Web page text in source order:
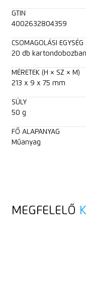
GTIN
4002632804359
CSOMAGOLÁSI EGYSÉG
20 db
MÉRETEK (H × SZ × M)
213 x 9 x 75 mm
SÚLY
50 g
FŐ ALAPANYAG
Műanyag
MEGFELELŐ